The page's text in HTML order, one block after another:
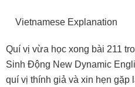
Vietnamese Explanation
Quí vị vừa học xong bài 211
Sinh Ðộng New Dynamic
quí vị thính giả và xin hẹn gặp